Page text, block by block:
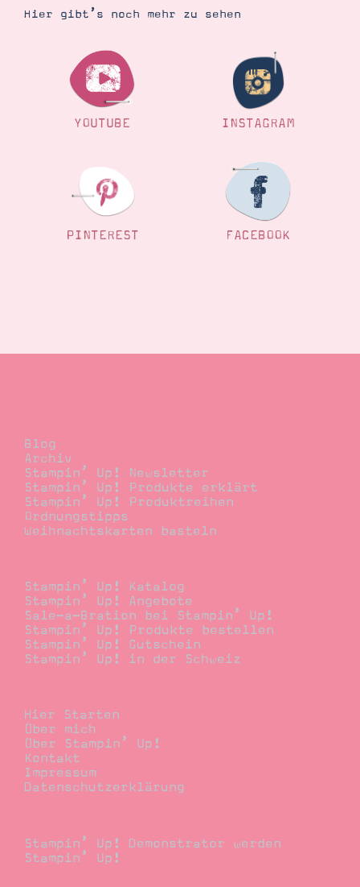
Hier gibt’s noch mehr zu sehen
YOUTUBE INSTAGRAM
PINTEREST FACEBOOK
Blog
Archiv
Stampin’ Up! Newsletter
Stampin’ Up! Produkte erklärt
Stampin’ Up! Produktreihen
Ordnungstipps
Weihnachtskarten basteln
Stampin’ Up! Katalog
Stampin’ Up! Angebote
Sale-a-Bration bei Stampin’ Up!
Stampin’ Up! Produkte bestellen
Stampin’ Up! Gutschein
Stampin’ Up! in der Schweiz
Hier Starten
Über mich
Über Stampin’ Up!
Kontakt
Impressum
Datenschutzerklärung
Stampin’ Up! Demonstrator werden
Stampin’ Up!